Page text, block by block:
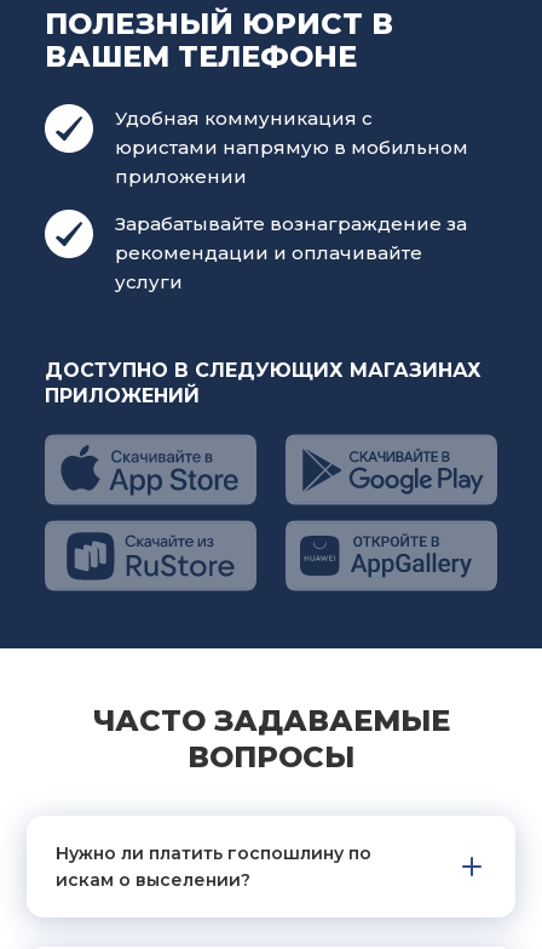
ПОЛЕЗНЫЙ ЮРИСТ В
ВАШЕМ ТЕЛЕФОНЕ
Удобная коммуникация с
юристами напрямую в мобильном
приложении
Зарабатывайте вознаграждение за
рекомендации и оплачивайте
услуги
ДОСТУПНО В СЛЕДУЮЩИХ МАГАЗИНАХ
ПРИЛОЖЕНИЙ
ЧАСТО ЗАДАВАЕМЫЕ
ВОПРОСЫ
Нужно ли платить госпошлину по
искам о выселении?